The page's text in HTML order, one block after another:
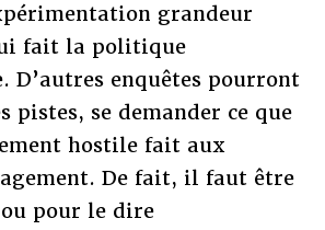
grandeur
fait la politique
D’autres enquêtes pourront
pistes, se demander ce que
hostile fait aux
De fait, il faut être
pour le dire